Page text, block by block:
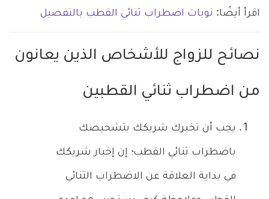
اقرأ أيضًا: نوبات اضطراب ثنائي القطب بالتفصيل
نصائح للزواج للأشخاص الذين يعانون
من اضطراب ثنائي القطبين
يجب أن تخبرك شريكك بتشخيصك
باضطراب ثنائي القطب؛ إن إخبار شريكك
في بداية العلاقة عن الاضطراب الثنائي